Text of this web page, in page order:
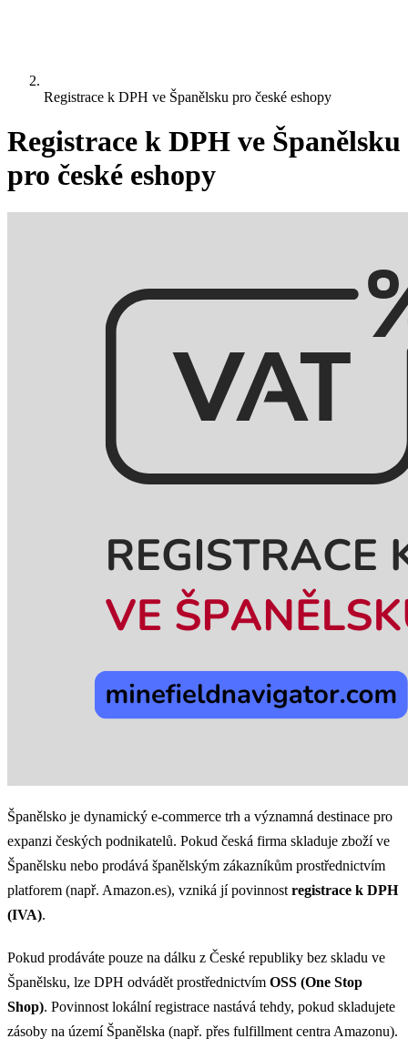
Registrace k DPH ve Španělsku pro české eshopy
Registrace k DPH ve Španělsku
pro české eshopy
Španělsko je dynamický e-commerce trh a významná destinace pro
expanzi českých podnikatelů. Pokud česká firma skladuje zboží ve
Španělsku nebo prodává španělským zákazníkům prostřednictvím
platforem (např. Amazon.es), vzniká jí povinnost registrace k DPH
(IVA).
Pokud prodáváte pouze na dálku z České republiky bez skladu ve
Španělsku, lze DPH odvádět prostřednictvím OSS (One Stop
Shop). Povinnost lokální registrace nastává tehdy, pokud skladujete
zásoby na území Španělska (např. přes fulfillment centra Amazonu).